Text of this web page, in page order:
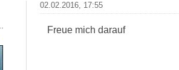
02.02.2016, 17:55
Freue mich darauf